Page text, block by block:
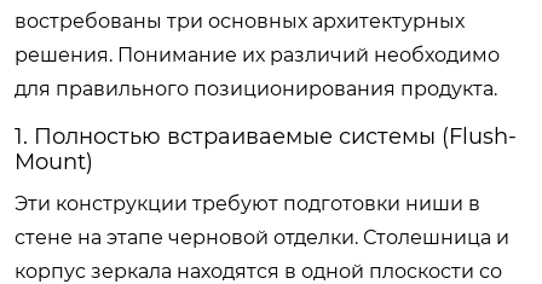
востребованы три основных архитектурных
решения. Понимание их различий необходимо
для правильного позиционирования продукта.
1. Полностью встраиваемые системы (Flush-
Mount)
Эти конструкции требуют подготовки ниши в
стене на этапе черновой отделки. Столешница и
корпус зеркала находятся в одной плоскости со